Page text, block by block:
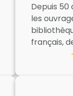
Depuis
les
français,